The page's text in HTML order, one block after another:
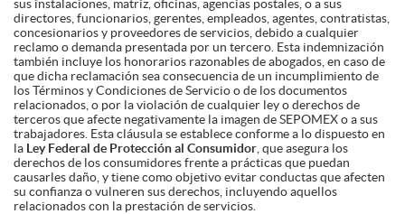
sus instalaciones, matriz, oficinas, agencias postales, o a sus
directores, funcionarios, gerentes, empleados, agentes, contratistas,
concesionarios y proveedores de servicios, debido a cualquier
reclamo o demanda presentada por un tercero. Esta indemnización
también incluye los honorarios razonables de abogados, en caso de
que dicha reclamación sea consecuencia de un incumplimiento de
los Términos y Condiciones de Servicio o de los documentos
relacionados, o por la violación de cualquier ley o derechos de
terceros que afecte negativamente la imagen de SEPOMEX o a sus
trabajadores. Esta cláusula se establece conforme a lo dispuesto en
la Ley Federal de Protección al Consumidor , que asegura los
derechos de los consumidores frente a prácticas que puedan
causarles daño, y tiene como objetivo evitar conductas que afecten
su confianza o vulneren sus derechos, incluyendo aquellos
relacionados con la prestación de servicios.